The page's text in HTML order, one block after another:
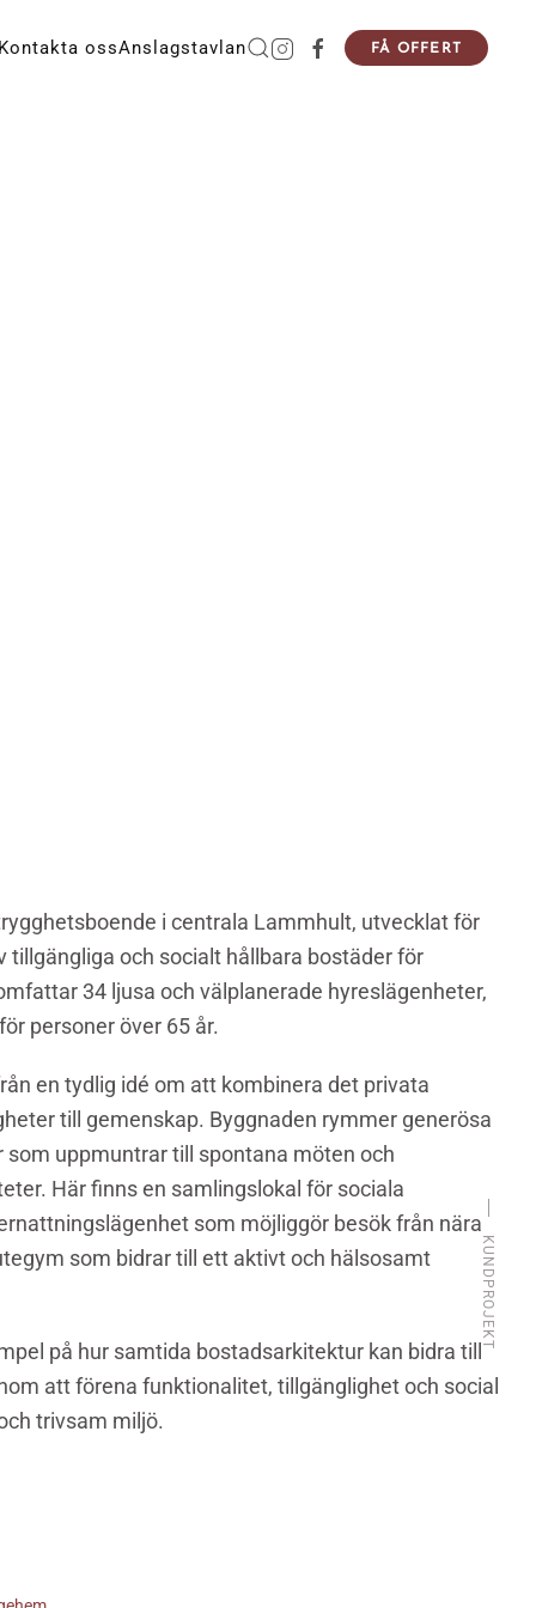
ossAnslagstavlan FÅ OFFERT
i centrala Lammhult, utvecklat för
tillgängliga och socialt hållbara bostäder för
34 ljusa och välplanerade hyreslägenheter,
personer över 65 år.
en tydlig idé om att kombinera det privata
till gemenskap. Byggnaden rymmer generösa
uppmuntrar till spontana möten och
Här finns en samlingslokal för sociala
som möjliggör besök från nära
som bidrar till ett aktivt och hälsosamt
på hur samtida bostadsarkitektur kan bidra till
att förena funktionalitet, tillgänglighet och social
trivsam miljö.
KUNDPROJEKT